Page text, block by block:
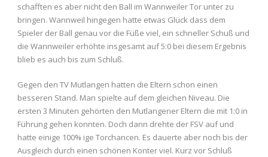
schafften es aber nicht den Ball im Wannweiler Tor unter zu
bringen. Wannweil hingegen hatte etwas Glück dass dem
Spieler der Ball genau vor die Füße viel, ein schneller Schuß und
die Wannweiler erhöhte insgesamt auf 5:0 bei diesem Ergebnis
blieb es auch bis zum Schluß.
Gegen den TV Mutlangen hatten die Eltern schon einen
besseren Stand. Man spielte auf dem gleichen Niveau. Die
ersten 3 Minuten gehörten den Mutlangener Eltern die mit 1:0 in
Führung gehen konnten. Doch dann drehte der FSV auf und
hatte einige 100% ige Torchancen. Es dauerte aber noch bis der
Ausgleich durch einen schönen Konter viel. Kurz vor Schluß